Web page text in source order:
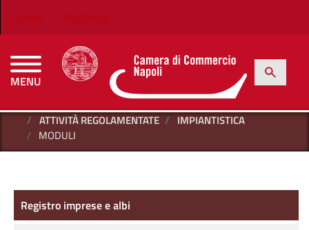
Menu profilo utente
Accedi Registrati
MENU
CAMERE DI COMMERCIO D'ITALIA
Cerca
h
ATTIVITÀ REGOLAMENTATE
IMPIANTISTICA
MODULI
Registro imprese e albi
Registro imprese e albi